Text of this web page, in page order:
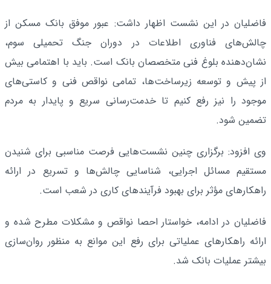
فاضلیان در این نشست اظهار داشت: عبور موفق بانک مسکن از
چالش‌های فناوری اطلاعات در دوران جنگ تحمیلی سوم،
نشان‌دهنده بلوغ فنی متخصصان بانک است. باید با اهتمامی بیش
از پیش و توسعه زیرساخت‌ها، تمامی نواقص فنی و کاستی‌های
موجود را نیز رفع کنیم تا خدمت‌رسانی سریع و پایدار به مردم
تضمین شود.
وی افزود: برگزاری چنین نشست‌هایی فرصت مناسبی برای شنیدن
مستقیم مسائل اجرایی، شناسایی چالش‌ها و تسریع در ارائه
راهکارهای مؤثر برای بهبود فرآیندهای کاری در شعب است.
فاضلیان در ادامه، خواستار احصا نواقص و مشکلات مطرح شده و
ارائه راهکارهای عملیاتی برای رفع این موانع به منظور روان‌سازی
بیشتر عملیات بانک شد.